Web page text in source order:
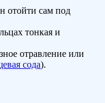
отойти сам под
тонкая и
отравление или
сода).